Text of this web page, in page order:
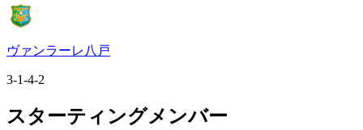
ヴァンラーレ八戸
3-1-4-2
スターティングメンバー